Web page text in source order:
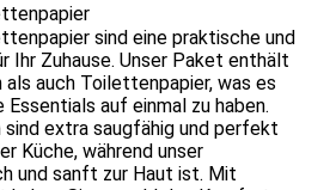
sind eine praktische und
Ihr Zuhause. Unser Paket enthält
auch Toilettenpapier, was es
auf einmal zu haben.
sind extra saugfähig und perfekt
Küche, während unser
und sanft zur Haut ist. Mit